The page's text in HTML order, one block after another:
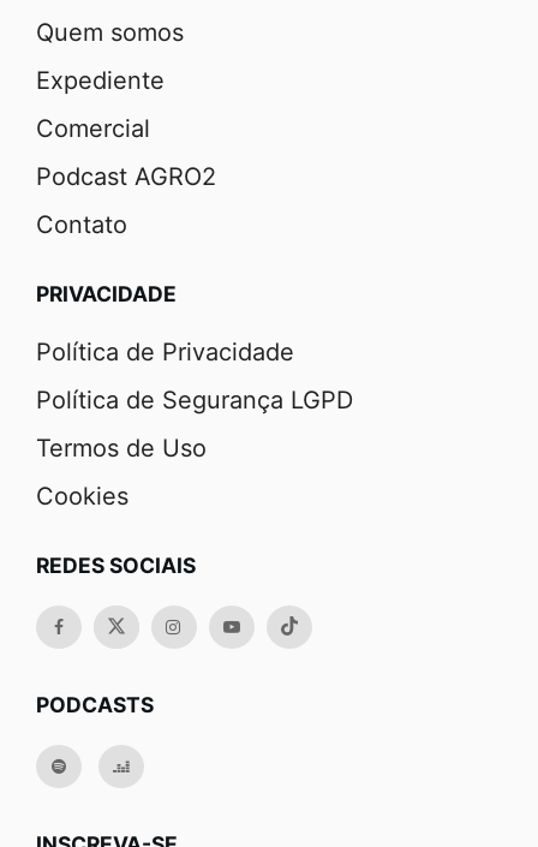
Quem somos
Expediente
Comercial
Podcast AGRO2
Contato
PRIVACIDADE
Política de Privacidade
Política de Segurança LGPD
Termos de Uso
Cookies
REDES SOCIAIS
PODCASTS